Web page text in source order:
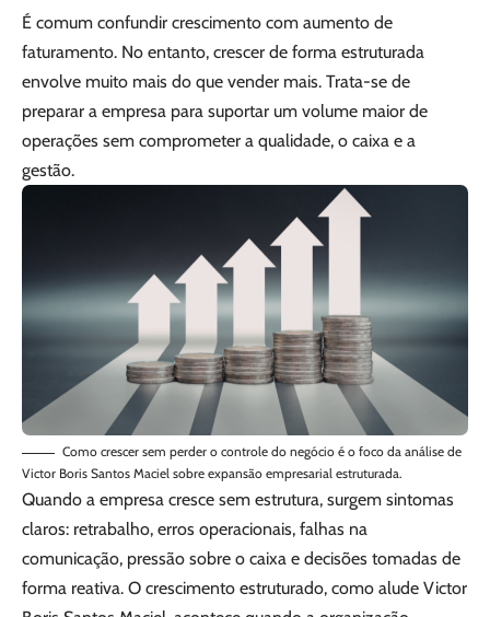
É comum confundir crescimento com aumento de
faturamento. No entanto, crescer de forma estruturada
envolve muito mais do que vender mais. Trata-se de
preparar a empresa para suportar um volume maior de
operações sem comprometer a qualidade, o caixa e a
gestão.
Como crescer sem perder o controle do negócio é o foco da análise de
Victor Boris Santos Maciel sobre expansão empresarial estruturada.
Quando a empresa cresce sem estrutura, surgem sintomas
claros: retrabalho, erros operacionais, falhas na
comunicação, pressão sobre o caixa e decisões tomadas de
forma reativa. O crescimento estruturado, como alude Victor